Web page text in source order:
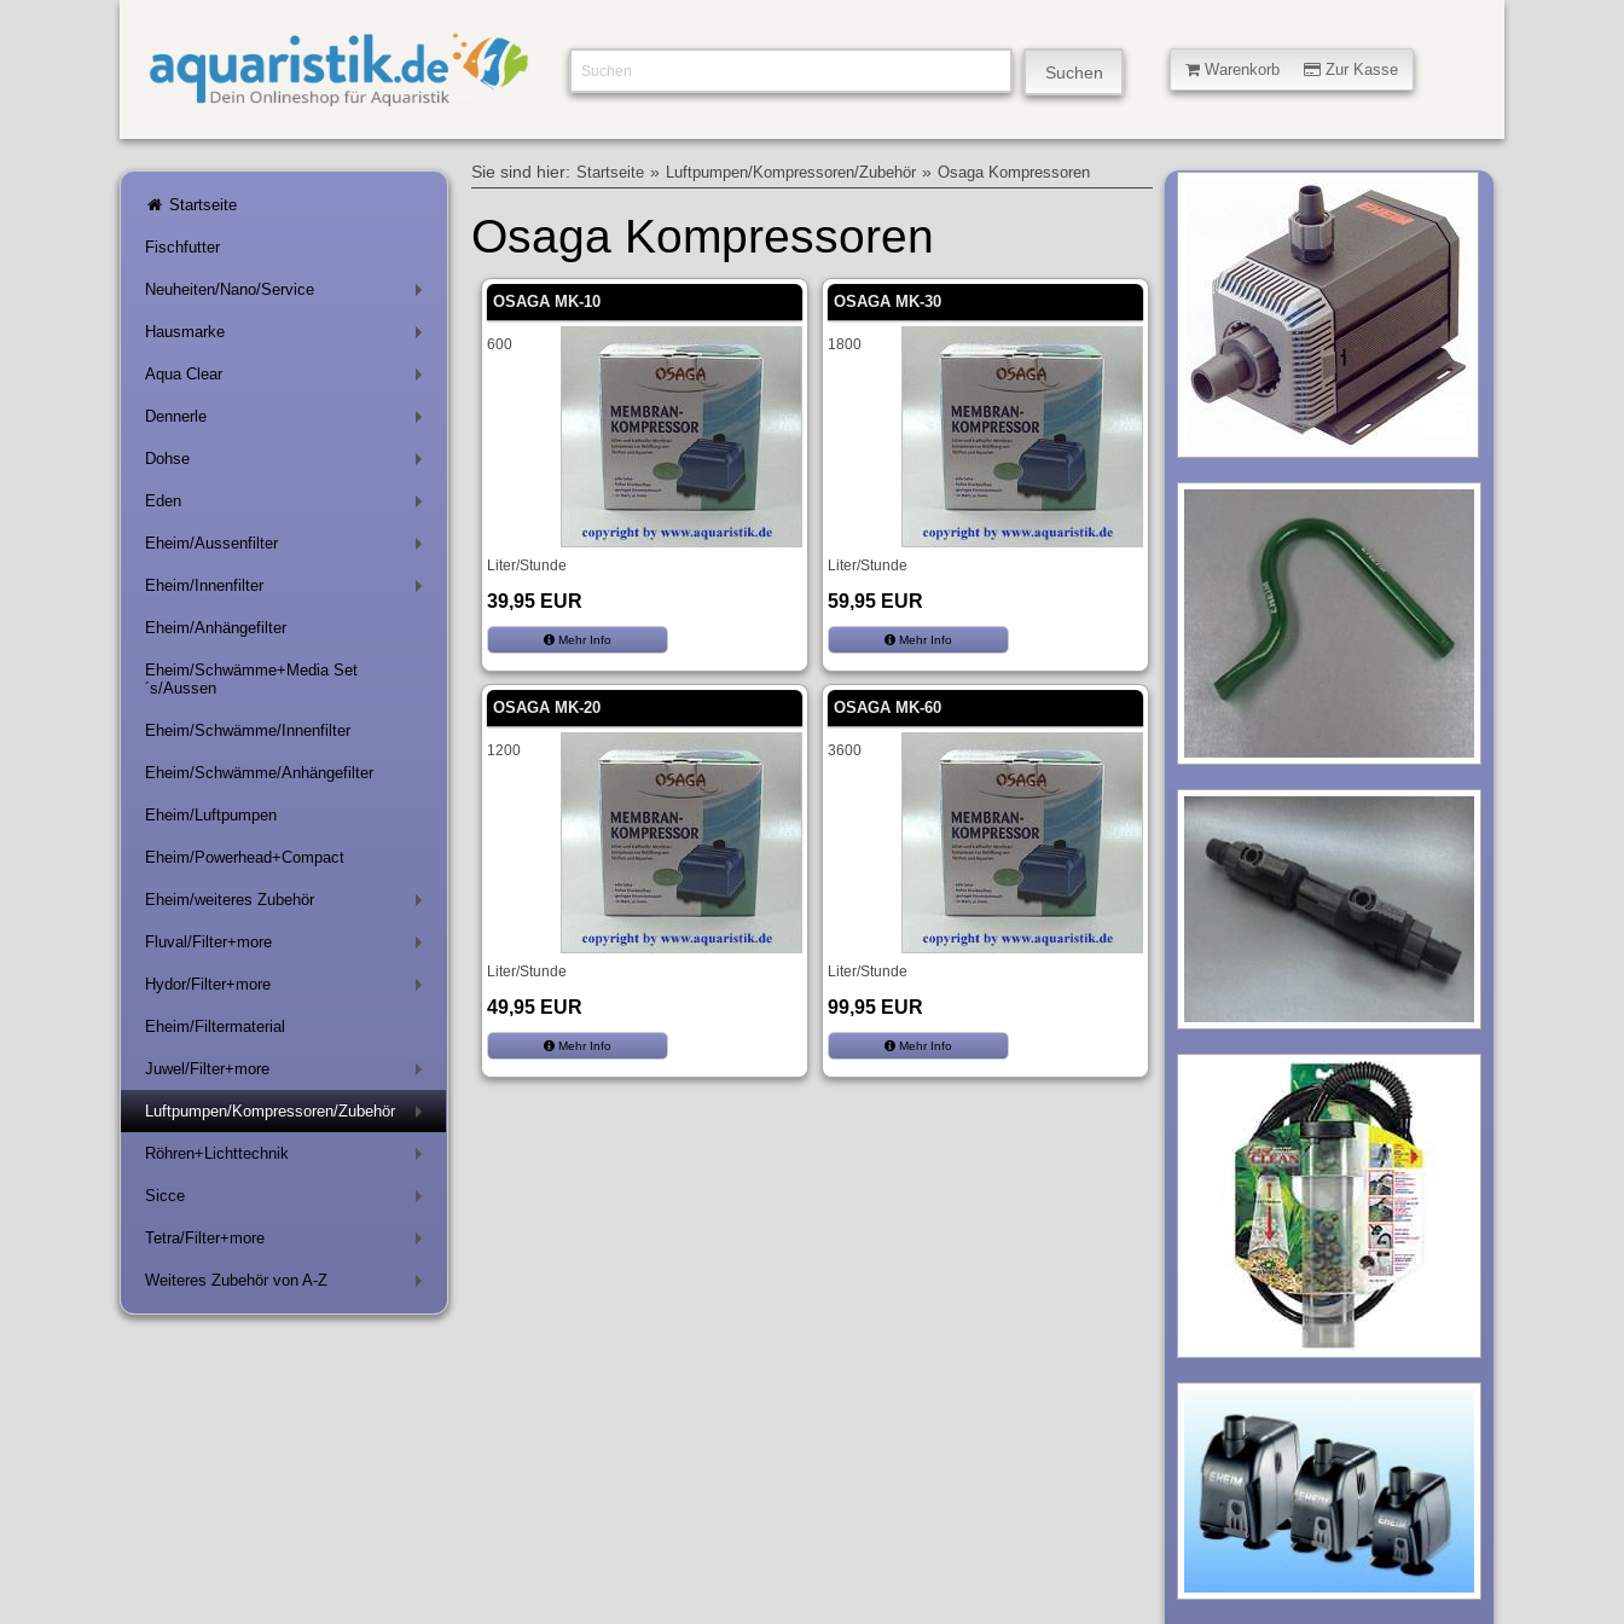
Warenkorb Zur Kasse
Startseite
Fischfutter
Neuheiten/Nano/Service
Hausmarke
Aqua Clear
Dennerle
Dohse
Eden
Eheim/Aussenfilter
Eheim/Innenfilter
Eheim/Anhängefilter
Eheim/Schwämme+Media Set
´s/Aussen
Eheim/Schwämme/Innenfilter
Eheim/Schwämme/Anhängefilter
Eheim/Luftpumpen
Eheim/Powerhead+Compact
Eheim/weiteres Zubehör
Fluval/Filter+more
Hydor/Filter+more
Eheim/Filtermaterial
Juwel/Filter+more
Luftpumpen/Kompressoren/Zubehör
Röhren+Lichttechnik
Sicce
Tetra/Filter+more
Weiteres Zubehör von A-Z
Sie sind hier: Startseite » Luftpumpen/Kompressoren/Zubehör » Osaga Kompressoren
Osaga Kompressoren
OSAGA MK-10
600
Liter/Stunde
39,95 EUR
Mehr Info
OSAGA MK-20
1200
Liter/Stunde
49,95 EUR
Mehr Info
OSAGA MK-30
1800
Liter/Stunde
59,95 EUR
Mehr Info
OSAGA MK-60
3600
Liter/Stunde
99,95 EUR
Mehr Info